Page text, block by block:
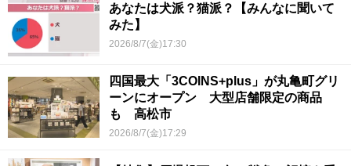
あなたは犬派？猫派？【みんなに聞いて
みた】
2026/8/7(金)17:30
四国最大「3COINS+plus」が丸亀町グリ
ーンにオープン 大型店舗限定の商品
も 高松市
2026/8/7(金)17:29